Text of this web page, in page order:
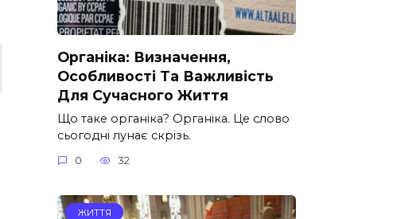
Органіка: Визначення,
Особливості Та Важливість
Для Сучасного Життя
Що таке органіка? Органіка. Це слово
сьогодні лунає скрізь.
0 32
ЖИТТЯ